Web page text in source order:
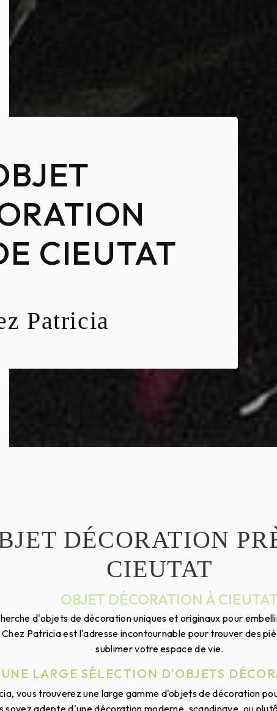
CIEUTAT
Patricia
DÉCORATION
CIEUTAT
OBJET DÉCORATION À CIEUTAT
d'objets de décoration uniques et originaux pour
Chez Patricia est l'adresse incontournable pour trouver des
sublimer votre espace de vie.
UNE LARGE SÉLECTION D'OBJETS
vous trouverez une large gamme d'objets de décoration
soyez adepte d'une décoration moderne, scandinave, ou